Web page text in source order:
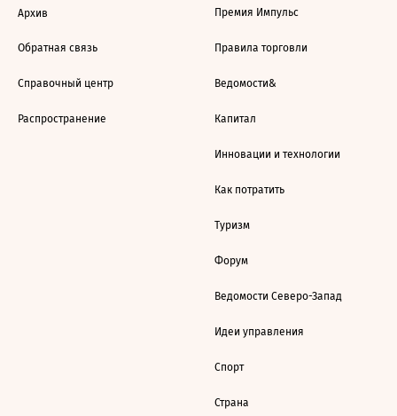
Архив
Обратная связь
Справочный центр
Распространение
Премия Импульс
Правила торговли
Ведомости&
Капитал
Инновации и технологии
Как потратить
Туризм
Форум
Ведомости Северо-Запад
Идеи управления
Спорт
Страна